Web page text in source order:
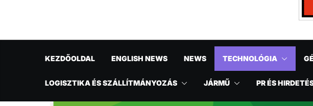
KEZDŐOLDAL ENGLISH NEWS NEWS TECHNOLÓGIA
LOGISZTIKA ÉS SZÁLLÍTMÁNYOZÁS JÁRMŰ PR ÉS